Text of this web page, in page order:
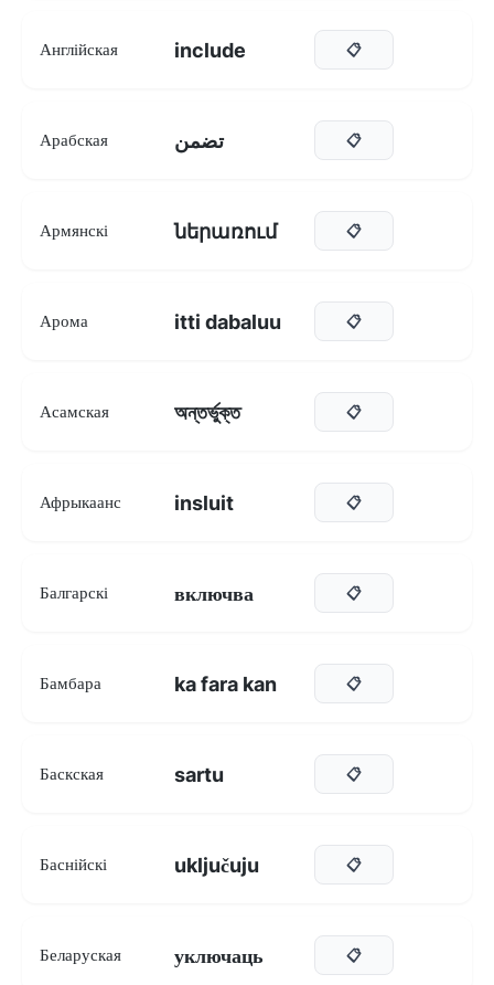
Англійская include 📋
Арабская تضمن 📋
Армянскі ներառում 📋
Арома itti dabaluu 📋
Асамская অন্তৰ্ভুক্ত 📋
Афрыкаанс insluit 📋
Балгарскі включва 📋
Бамбара ka fara kan 📋
Баскская sartu 📋
Баснійскі uključuju 📋
Беларуская уключаць 📋